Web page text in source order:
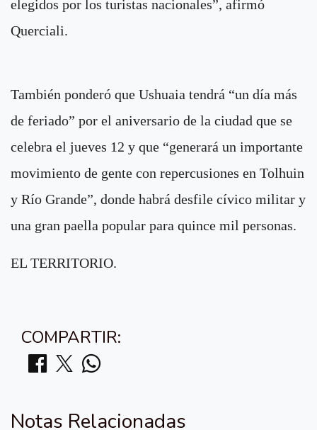
elegidos por los turistas nacionales”, afirmó
Querciali.
También ponderó que Ushuaia tendrá “un día más
de feriado” por el aniversario de la ciudad que se
celebra el jueves 12 y que “generará un importante
movimiento de gente con repercusiones en Tolhuin
y Río Grande”, donde habrá desfile cívico militar y
una gran paella popular para quince mil personas.
EL TERRITORIO.
COMPARTIR:
Notas Relacionadas